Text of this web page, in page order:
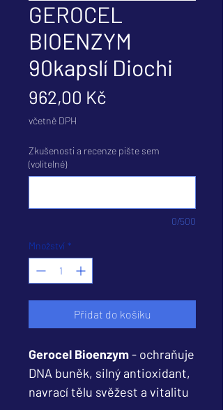
GEROCEL
BIOENZYM
90kapslí Diochi
962,00 Kč
včetně DPH
Zkušenosti a recenze pište sem
(volitelné)
0/500
Množství *
Přidat do košíku
Gerocel Bioenzym- ochraňuje
DNA buněk, silný antioxidant,
navrací tělu svěžest a vitalitu